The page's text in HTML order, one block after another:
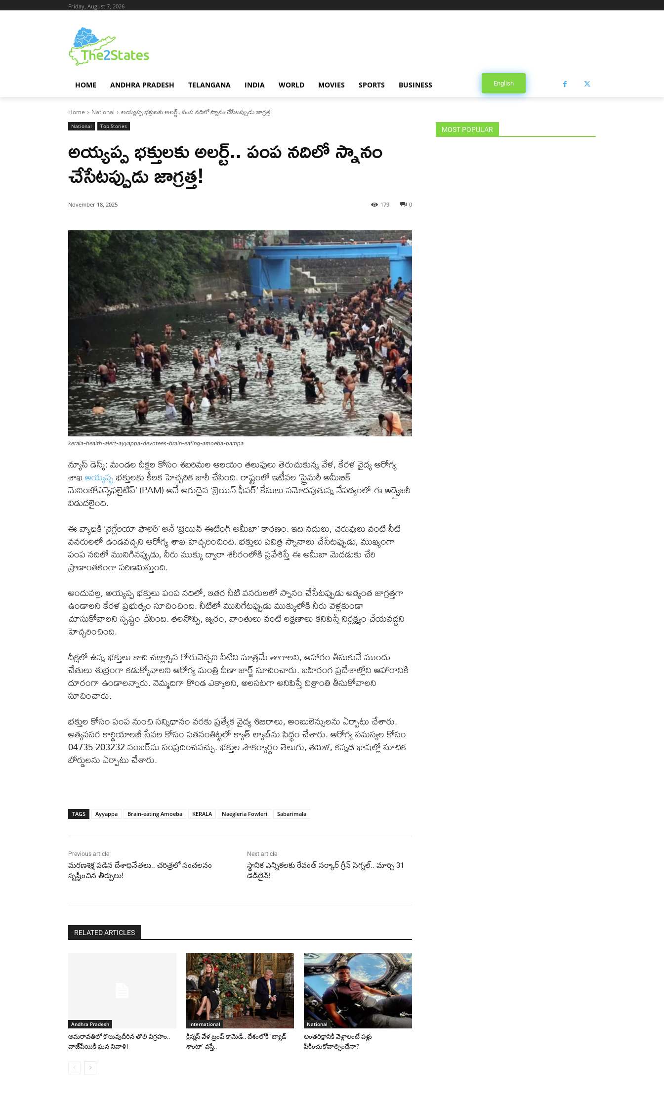
Friday, August 7, 2026
HOME ANDHRA PRADESH TELANGANA INDIA WORLD MOVIES SPORTS BUSINESS English
Home National అయ్యప్ప భక్తులకు అలర్ట్.. పంప నదిలో స్నానం చేసేటప్పుడు జాగ్రత్త!
National Top Stories
అయ్యప్ప భక్తులకు అలర్ట్.. పంప నదిలో స్నానం
చేసేటప్పుడు జాగ్రత్త!
November 18, 2025 0
179
kerala-health-alert-ayyappa-devotees-brain-eating-amoeba-pampa
న్యూస్ డెస్క్: మండల దీక్షల కోసం శబరిమల ఆలయం తలుపులు తెరుచుకున్న వేళ, కేరళ వైద్య ఆరోగ్య
శాఖఅయ్యప్పభక్తులకు కీలక హెచ్చరిక జారీ చేసింది. రాష్ట్రంలో ఇటీవల ‘ప్రైమరీ అమీబిక్
మెనింజోఎన్సెఫలైటిస్’ (PAM) అనే అరుదైన ‘బ్రెయిన్ ఫీవర్’ కేసులు నమోదవుతున్న నేపథ్యంలో ఈ అడ్వైజరీ
విడుదలైంది.
ఈ వ్యాధికి ‘నైగ్లేరియా ఫౌలెరీ’ అనే ‘బ్రెయిన్ ఈటింగ్ అమీబా’ కారణం. ఇది నదులు, చెరువులు వంటి నీటి
వనరులలో ఉండవచ్చని ఆరోగ్య శాఖ హెచ్చరించింది. భక్తులు పవిత్ర స్నానాలు చేసేటప్పుడు, ముఖ్యంగా
పంప నదిలో మునిగినప్పుడు, నీరు ముక్కు ద్వారా శరీరంలోకి ప్రవేశిస్తే ఈ అమీబా మెదడుకు చేరి
ప్రాణాంతకంగా పరిణమిస్తుంది.
అందువల్ల, అయ్యప్ప భక్తులు పంప నదిలో, ఇతర నీటి వనరులలో స్నానం చేసేటప్పుడు అత్యంత జాగ్రత్తగా
ఉండాలని కేరళ ప్రభుత్వం సూచించింది. నీటిలో మునిగేటప్పుడు ముక్కులోకి నీరు వెళ్లకుండా
చూసుకోవాలని స్పష్టం చేసింది. తలనొప్పి, జ్వరం, వాంతులు వంటి లక్షణాలు కనిపిస్తే నిర్లక్ష్యం చేయవద్దని
హెచ్చరించింది.
దీక్షలో ఉన్న భక్తులు కాచి చల్లార్చిన గోరువెచ్చని నీటిని మాత్రమే తాగాలని, ఆహారం తీసుకునే ముందు
చేతులు శుభ్రంగా కడుక్కోవాలని ఆరోగ్య మంత్రి వీణా జార్జ్ సూచించారు. బహిరంగ ప్రదేశాల్లోని ఆహారానికి
దూరంగా ఉండాలన్నారు. నెమ్మదిగా కొండ ఎక్కాలని, అలసటగా అనిపిస్తే విశ్రాంతి తీసుకోవాలని
సూచించారు.
భక్తుల కోసం పంప నుంచి సన్నిధానం వరకు ప్రత్యేక వైద్య శిబిరాలు, అంబులెన్సులను ఏర్పాటు చేశారు.
అత్యవసర కార్డియాలజీ సేవల కోసం పతనంతిట్టలో క్యాత్ ల్యాబ్‌ను సిద్ధం చేశారు. ఆరోగ్య సమస్యల కోసం
04735 203232 నంబర్‌ను సంప్రదించవచ్చు. భక్తుల సౌకర్యార్థం తెలుగు, తమిళ, కన్నడ భాషల్లో సూచిక
బోర్డులను ఏర్పాటు చేశారు.
TAGS Ayyappa Brain-eating Amoeba KERALA Naegleria Fowleri Sabarimala
Previous article
మరణశిక్ష పడిన దేశాధినేతలు.. చరిత్రలో సంచలనం
సృష్టించిన తీర్పులు!
Next article
స్థానిక ఎన్నికలకు రేవంత్ సర్కార్ గ్రీన్ సిగ్నల్.. మార్చి 31
డెడ్‌లైన్!
RELATED ARTICLES
Andhra Pradesh
అమరావతిలో కొలువుదీరిన తొలి విగ్రహం..
వాజ్‌పేయికి ఘన నివాళి!
International
క్రిస్మస్ వేళ ట్రంప్ కామెడీ.. దేశంలోకి ‘బ్యాడ్
శాంటా’ వస్తే..
National
అంతరిక్షానికి వెళ్లాలంటే పళ్లు
పీకించుకోవాల్సిందేనా?
MOST POPULAR